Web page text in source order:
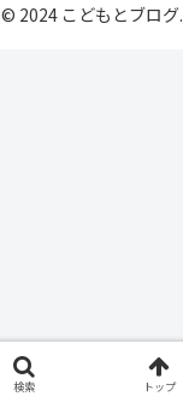
© 2024 こどもとブログ.
検索 トップ